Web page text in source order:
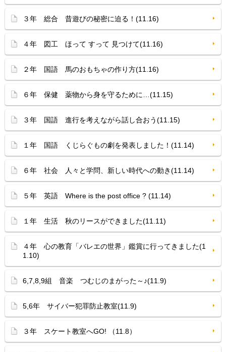
３年 総合 昔遊びの秘密に迫る！(11.16)
４年 図工 ほって すって 見つけて(11.16)
２年 国語 馬のおもちゃの作り方(11.16)
６年 保健 薬物から身を守るために…(11.15)
３年 国語 進行を考えながら話し合おう(11.15)
１年 国語 くじらぐもの劇を発表しました！(11.14)
６年 社会 人々と学問、新しい時代への動き(11.14)
５年 英語 Where is the post office ? (11.14)
１年 生活 秋のリースができました(11.11)
４年 心の教育「バレエの世界」鑑賞に行ってきました(1
1.10)
6,7,8,9組 音楽 つむじのまがった～♪(11.9)
5,6年 サイバー犯罪防止教室(11.9)
３年 スケート教室へGO! （11.8）